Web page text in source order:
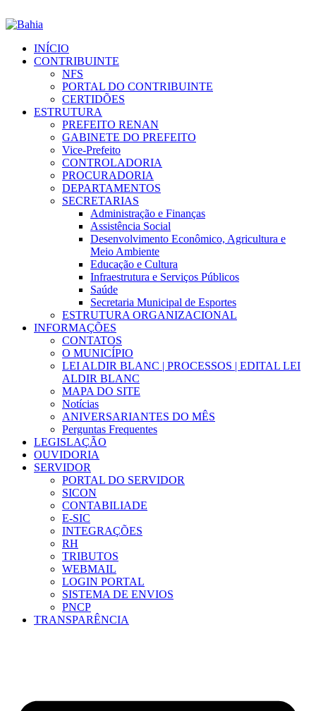
INÍCIO
CONTRIBUINTE
NFS
PORTAL DO CONTRIBUINTE
CERTIDÕES
ESTRUTURA
PREFEITO RENAN
GABINETE DO PREFEITO
Vice-Prefeito
CONTROLADORIA
PROCURADORIA
DEPARTAMENTOS
SECRETARIAS
Administração e Finanças
Assistência Social
Desenvolvimento Econômico, Agricultura e
Meio Ambiente
Educação e Cultura
Infraestrutura e Serviços Públicos
Saúde
Secretaria Municipal de Esportes
ESTRUTURA ORGANIZACIONAL
INFORMAÇÕES
CONTATOS
O MUNICÍPIO
LEI ALDIR BLANC | PROCESSOS | EDITAL LEI
ALDIR BLANC
MAPA DO SITE
Notícias
ANIVERSARIANTES DO MÊS
Perguntas Frequentes
LEGISLAÇÃO
OUVIDORIA
SERVIDOR
PORTAL DO SERVIDOR
SICON
CONTABILIADE
E-SIC
INTEGRAÇÕES
RH
TRIBUTOS
WEBMAIL
LOGIN PORTAL
SISTEMA DE ENVIOS
PNCP
TRANSPARÊNCIA